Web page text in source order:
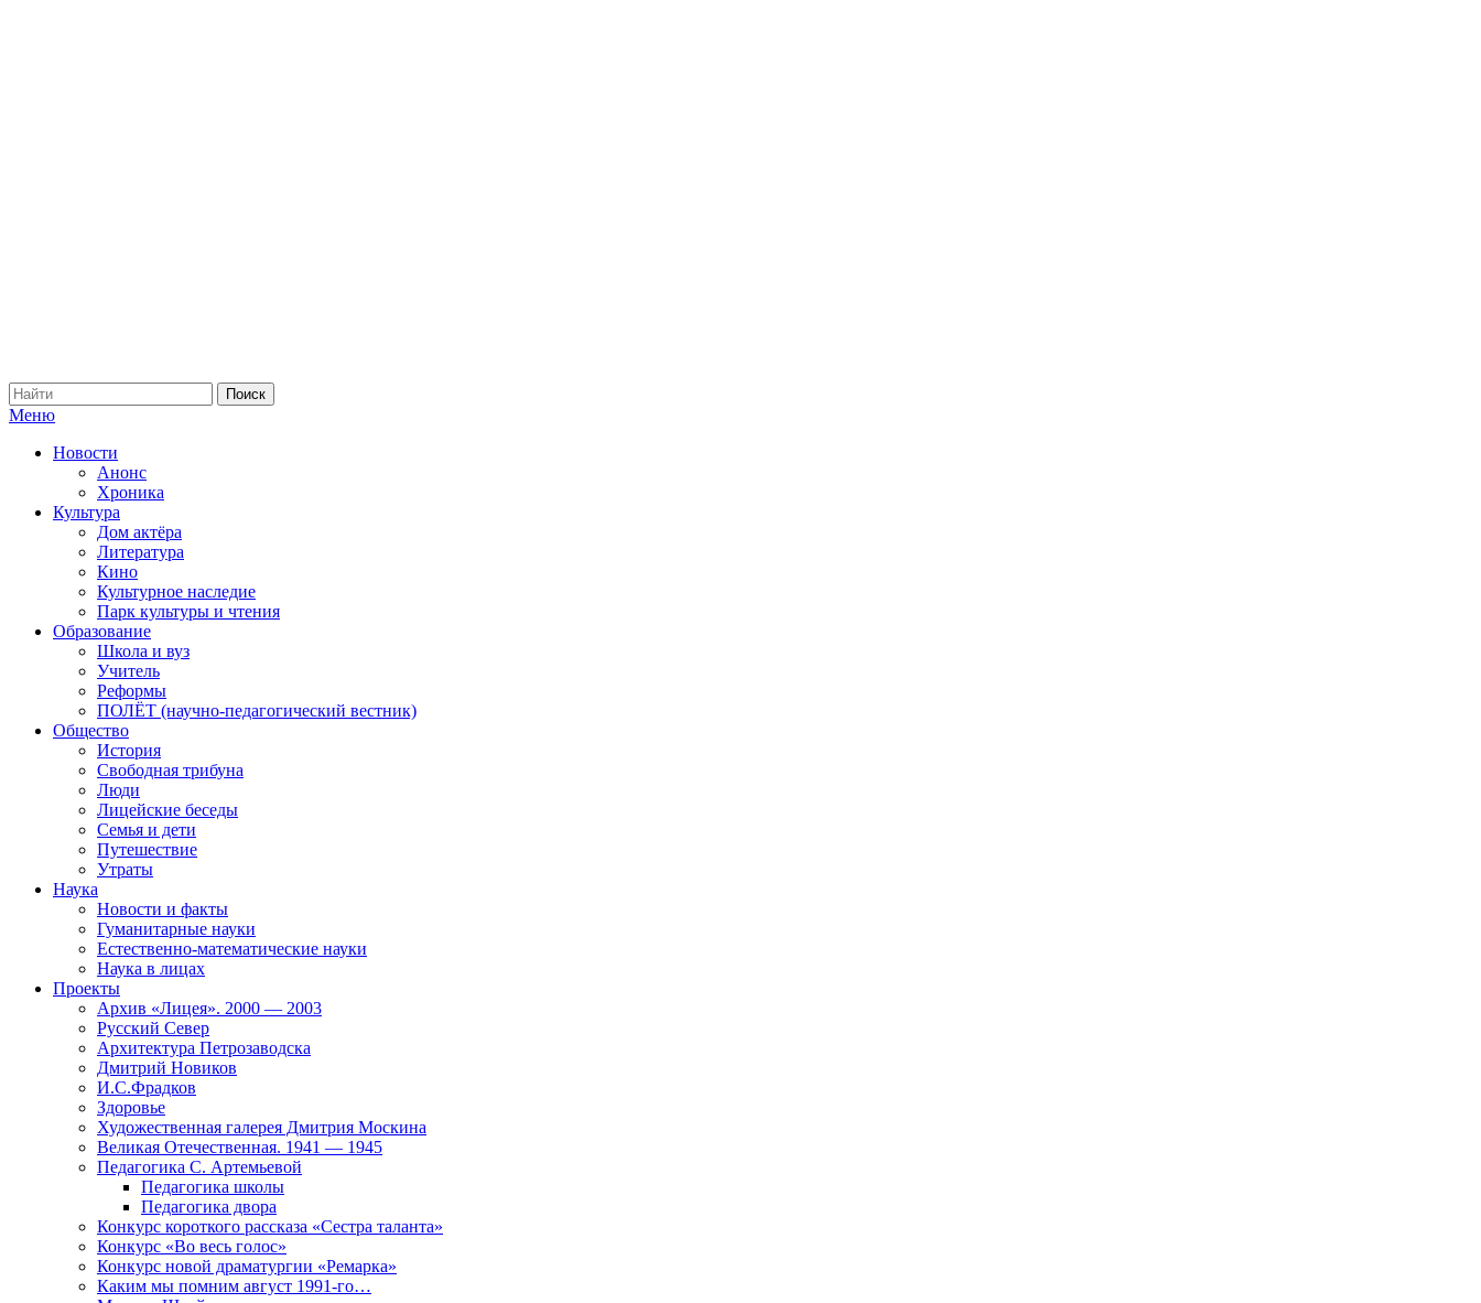
Меню
Новости
Анонс
Хроника
Культура
Дом актёра
Литература
Кино
Культурное наследие
Парк культуры и чтения
Образование
Школа и вуз
Учитель
Реформы
ПОЛЁТ (научно-педагогический вестник)
Общество
История
Свободная трибуна
Люди
Лицейские беседы
Семья и дети
Путешествие
Утраты
Наука
Новости и факты
Гуманитарные науки
Естественно-математические науки
Наука в лицах
Проекты
Архив «Лицея». 2000 — 2003
Русский Север
Архитектура Петрозаводска
Дмитрий Новиков
И.С.Фрадков
Здоровье
Художественная галерея Дмитрия Москина
Великая Отечественная. 1941 — 1945
Педагогика С. Артемьевой
Педагогика школы
Педагогика двора
Конкурс короткого рассказа «Сестра таланта»
Конкурс «Во весь голос»
Конкурс новой драматургии «Ремарка»
Каким мы помним август 1991-го…